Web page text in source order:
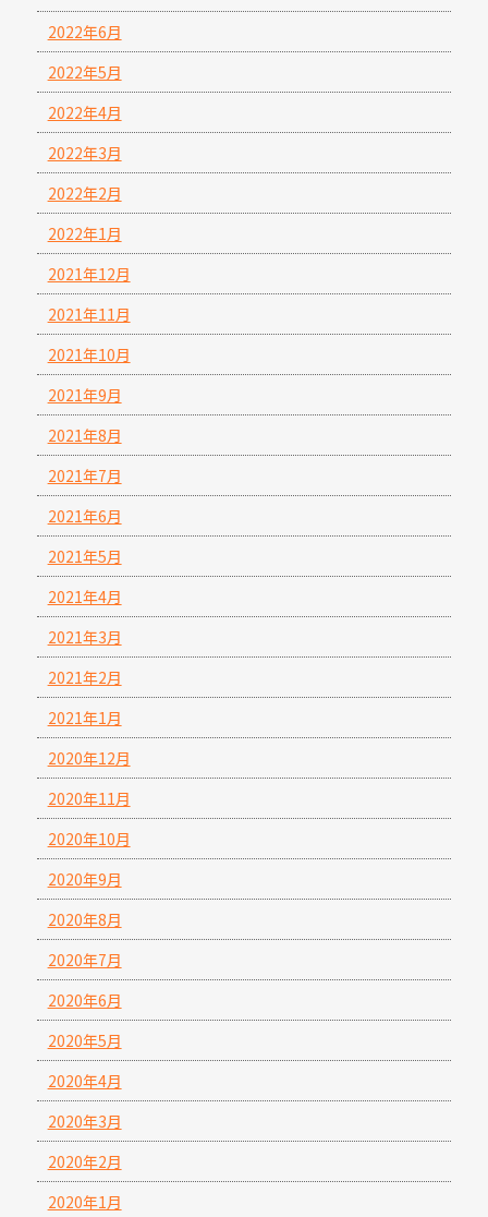
2022年6月
2022年5月
2022年4月
2022年3月
2022年2月
2022年1月
2021年12月
2021年11月
2021年10月
2021年9月
2021年8月
2021年7月
2021年6月
2021年5月
2021年4月
2021年3月
2021年2月
2021年1月
2020年12月
2020年11月
2020年10月
2020年9月
2020年8月
2020年7月
2020年6月
2020年5月
2020年4月
2020年3月
2020年2月
2020年1月